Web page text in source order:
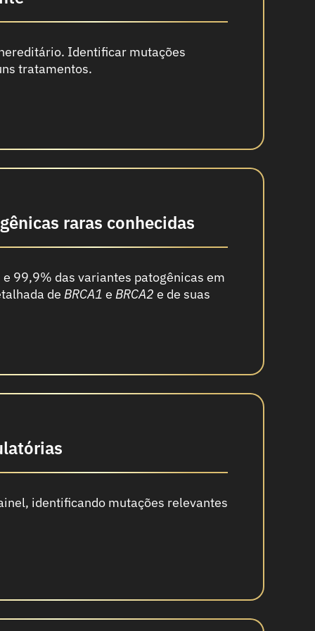
Identificar mutações
tratamentos.
raras conhecidas
99,9% das variantes patogênicas em
de BRCA1 e BRCA2 e de suas
identificando mutações relevantes